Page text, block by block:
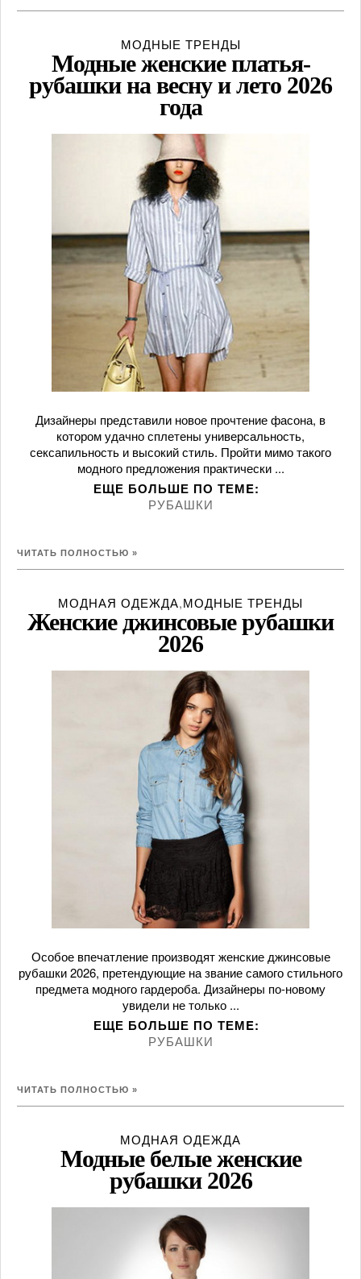
МОДНЫЕ ТРЕНДЫ
Модные женские платья-
рубашки на весну и лето 2026
года
Дизайнеры представили новое прочтение фасона, в
котором удачно сплетены универсальность,
сексапильность и высокий стиль. Пройти мимо такого
модного предложения практически ...
ЕЩЕ БОЛЬШЕ ПО ТЕМE:
РУБАШКИ
ЧИТАТЬ ПОЛНОСТЬЮ »
МОДНАЯ ОДЕЖДА,МОДНЫЕ ТРЕНДЫ
Женские джинсовые рубашки
2026
Особое впечатление производят женские джинсовые
рубашки 2026, претендующие на звание самого стильного
предмета модного гардероба. Дизайнеры по-новому
увидели не только ...
ЕЩЕ БОЛЬШЕ ПО ТЕМE:
РУБАШКИ
ЧИТАТЬ ПОЛНОСТЬЮ »
МОДНАЯ ОДЕЖДА
Модные белые женские
рубашки 2026